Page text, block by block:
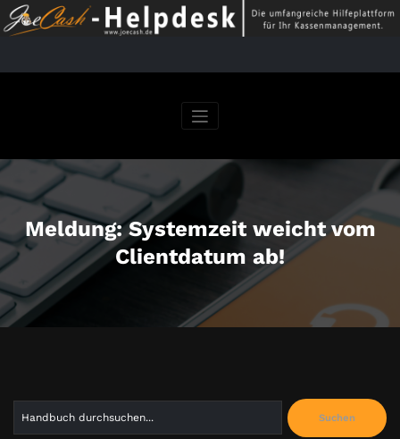
Springe
zum
Meldung: Systemzeit weicht vom
Clientdatum ab!
for:
Suchen